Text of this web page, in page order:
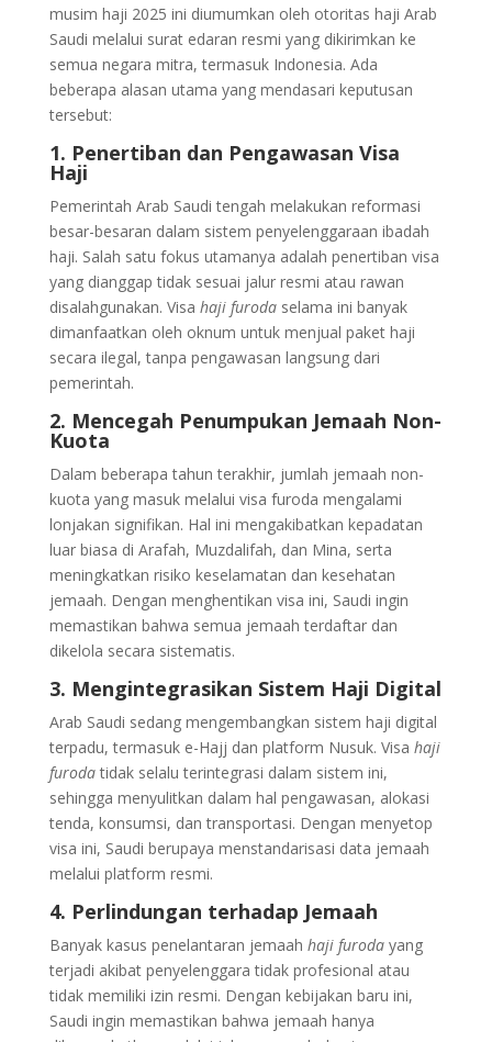
musim haji 2025 ini diumumkan oleh otoritas haji Arab
Saudi melalui surat edaran resmi yang dikirimkan ke
semua negara mitra, termasuk Indonesia. Ada
beberapa alasan utama yang mendasari keputusan
tersebut:
1. Penertiban dan Pengawasan Visa
Haji
Pemerintah Arab Saudi tengah melakukan reformasi
besar-besaran dalam sistem penyelenggaraan ibadah
haji. Salah satu fokus utamanya adalah penertiban visa
yang dianggap tidak sesuai jalur resmi atau rawan
disalahgunakan. Visa haji furodaselama ini banyak
dimanfaatkan oleh oknum untuk menjual paket haji
secara ilegal, tanpa pengawasan langsung dari
pemerintah.
2. Mencegah Penumpukan Jemaah Non-
Kuota
Dalam beberapa tahun terakhir, jumlah jemaah non-
kuota yang masuk melalui visa furoda mengalami
lonjakan signifikan. Hal ini mengakibatkan kepadatan
luar biasa di Arafah, Muzdalifah, dan Mina, serta
meningkatkan risiko keselamatan dan kesehatan
jemaah. Dengan menghentikan visa ini, Saudi ingin
memastikan bahwa semua jemaah terdaftar dan
dikelola secara sistematis.
3. Mengintegrasikan Sistem Haji Digital
Arab Saudi sedang mengembangkan sistem haji digital
terpadu, termasuk e-Hajj dan platform Nusuk. Visa haji
furodatidak selalu terintegrasi dalam sistem ini,
sehingga menyulitkan dalam hal pengawasan, alokasi
tenda, konsumsi, dan transportasi. Dengan menyetop
visa ini, Saudi berupaya menstandarisasi data jemaah
melalui platform resmi.
4. Perlindungan terhadap Jemaah
Banyak kasus penelantaran jemaah haji furodayang
terjadi akibat penyelenggara tidak profesional atau
tidak memiliki izin resmi. Dengan kebijakan baru ini,
Saudi ingin memastikan bahwa jemaah hanya